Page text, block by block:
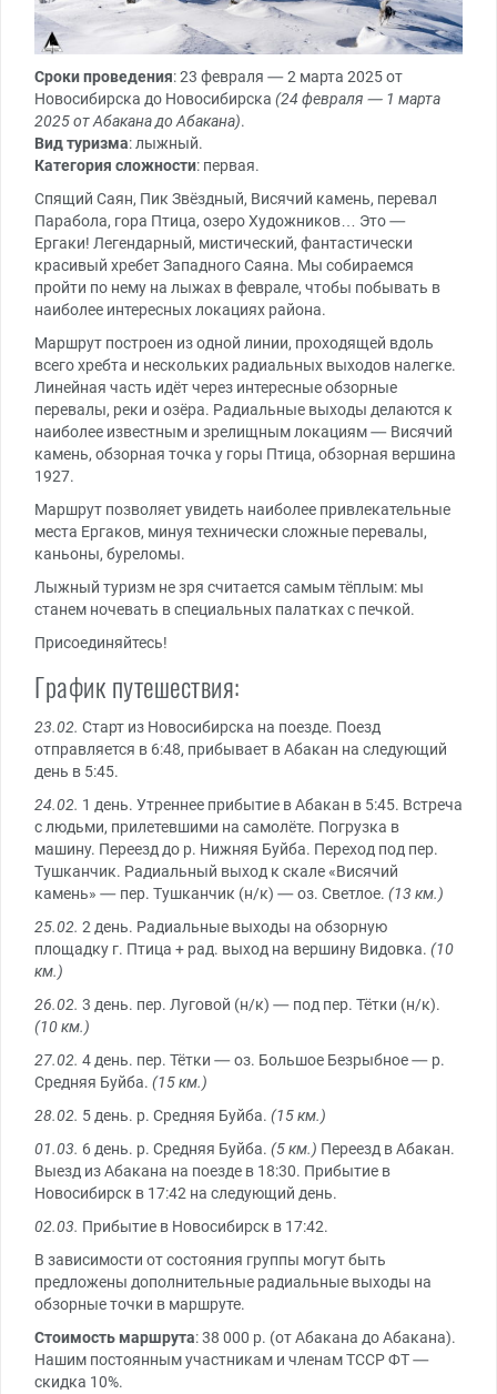
Сроки проведения: 23 февраля — 2 марта 2025 от
Новосибирска до Новосибирска (24 февраля — 1 марта
2025 от Абакана до Абакана).
Вид туризма: лыжный.
Категория сложности: первая.
Спящий Саян, Пик Звёздный, Висячий камень, перевал
Парабола, гора Птица, озеро Художников… Это —
Ергаки! Легендарный, мистический, фантастически
красивый хребет Западного Саяна. Мы собираемся
пройти по нему на лыжах в феврале, чтобы побывать в
наиболее интересных локациях района.
Маршрут построен из одной линии, проходящей вдоль
всего хребта и нескольких радиальных выходов налегке.
Линейная часть идёт через интересные обзорные
перевалы, реки и озёра. Радиальные выходы делаются к
наиболее известным и зрелищным локациям — Висячий
камень, обзорная точка у горы Птица, обзорная вершина
1927.
Маршрут позволяет увидеть наиболее привлекательные
места Ергаков, минуя технически сложные перевалы,
каньоны, буреломы.
Лыжный туризм не зря считается самым тёплым: мы
станем ночевать в специальных палатках с печкой.
Присоединяйтесь!
График путешествия:
23.02. Старт из Новосибирска на поезде. Поезд
отправляется в 6:48, прибывает в Абакан на следующий
день в 5:45.
24.02. 1 день. Утреннее прибытие в Абакан в 5:45. Встреча
с людьми, прилетевшими на самолёте. Погрузка в
машину. Переезд до р. Нижняя Буйба. Переход под пер.
Тушканчик. Радиальный выход к скале «Висячий
камень» — пер. Тушканчик (н/к) — оз. Светлое. (13 км.)
25.02. 2 день. Радиальные выходы на обзорную
площадку г. Птица + рад. выход на вершину Видовка. (10
км.)
26.02. 3 день. пер. Луговой (н/к) — под пер. Тётки (н/к).
(10 км.)
27.02. 4 день. пер. Тётки — оз. Большое Безрыбное — р.
Средняя Буйба. (15 км.)
28.02. 5 день. р. Средняя Буйба. (15 км.)
01.03. 6 день. р. Средняя Буйба. (5 км.) Переезд в Абакан.
Выезд из Абакана на поезде в 18:30. Прибытие в
Новосибирск в 17:42 на следующий день.
02.03. Прибытие в Новосибирск в 17:42.
В зависимости от состояния группы могут быть
предложены дополнительные радиальные выходы на
обзорные точки в маршруте.
Стоимость маршрута: 38 000 р. (от Абакана до Абакана).
Нашим постоянным участникам и членам ТССР ФТ —
скидка 10%.